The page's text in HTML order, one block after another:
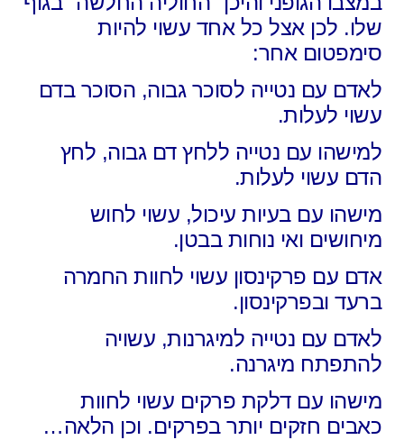
שלו. לכן אצל כל אחד עשוי להיות
סימפטום אחר:
לאדם עם נטייה לסוכר גבוה, הסוכר בדם
עשוי לעלות.
למישהו עם נטייה ללחץ דם גבוה, לחץ
הדם עשוי לעלות.
מישהו עם בעיות עיכול, עשוי לחוש
מיחושים ואי נוחות בבטן.
אדם עם פרקינסון עשוי לחוות החמרה
ברעד ובפרקינסון.
לאדם עם נטייה למיגרנות, עשויה
להתפתח מיגרנה.
מישהו עם דלקת פרקים עשוי לחוות
כאבים חזקים יותר בפרקים. וכן הלאה…